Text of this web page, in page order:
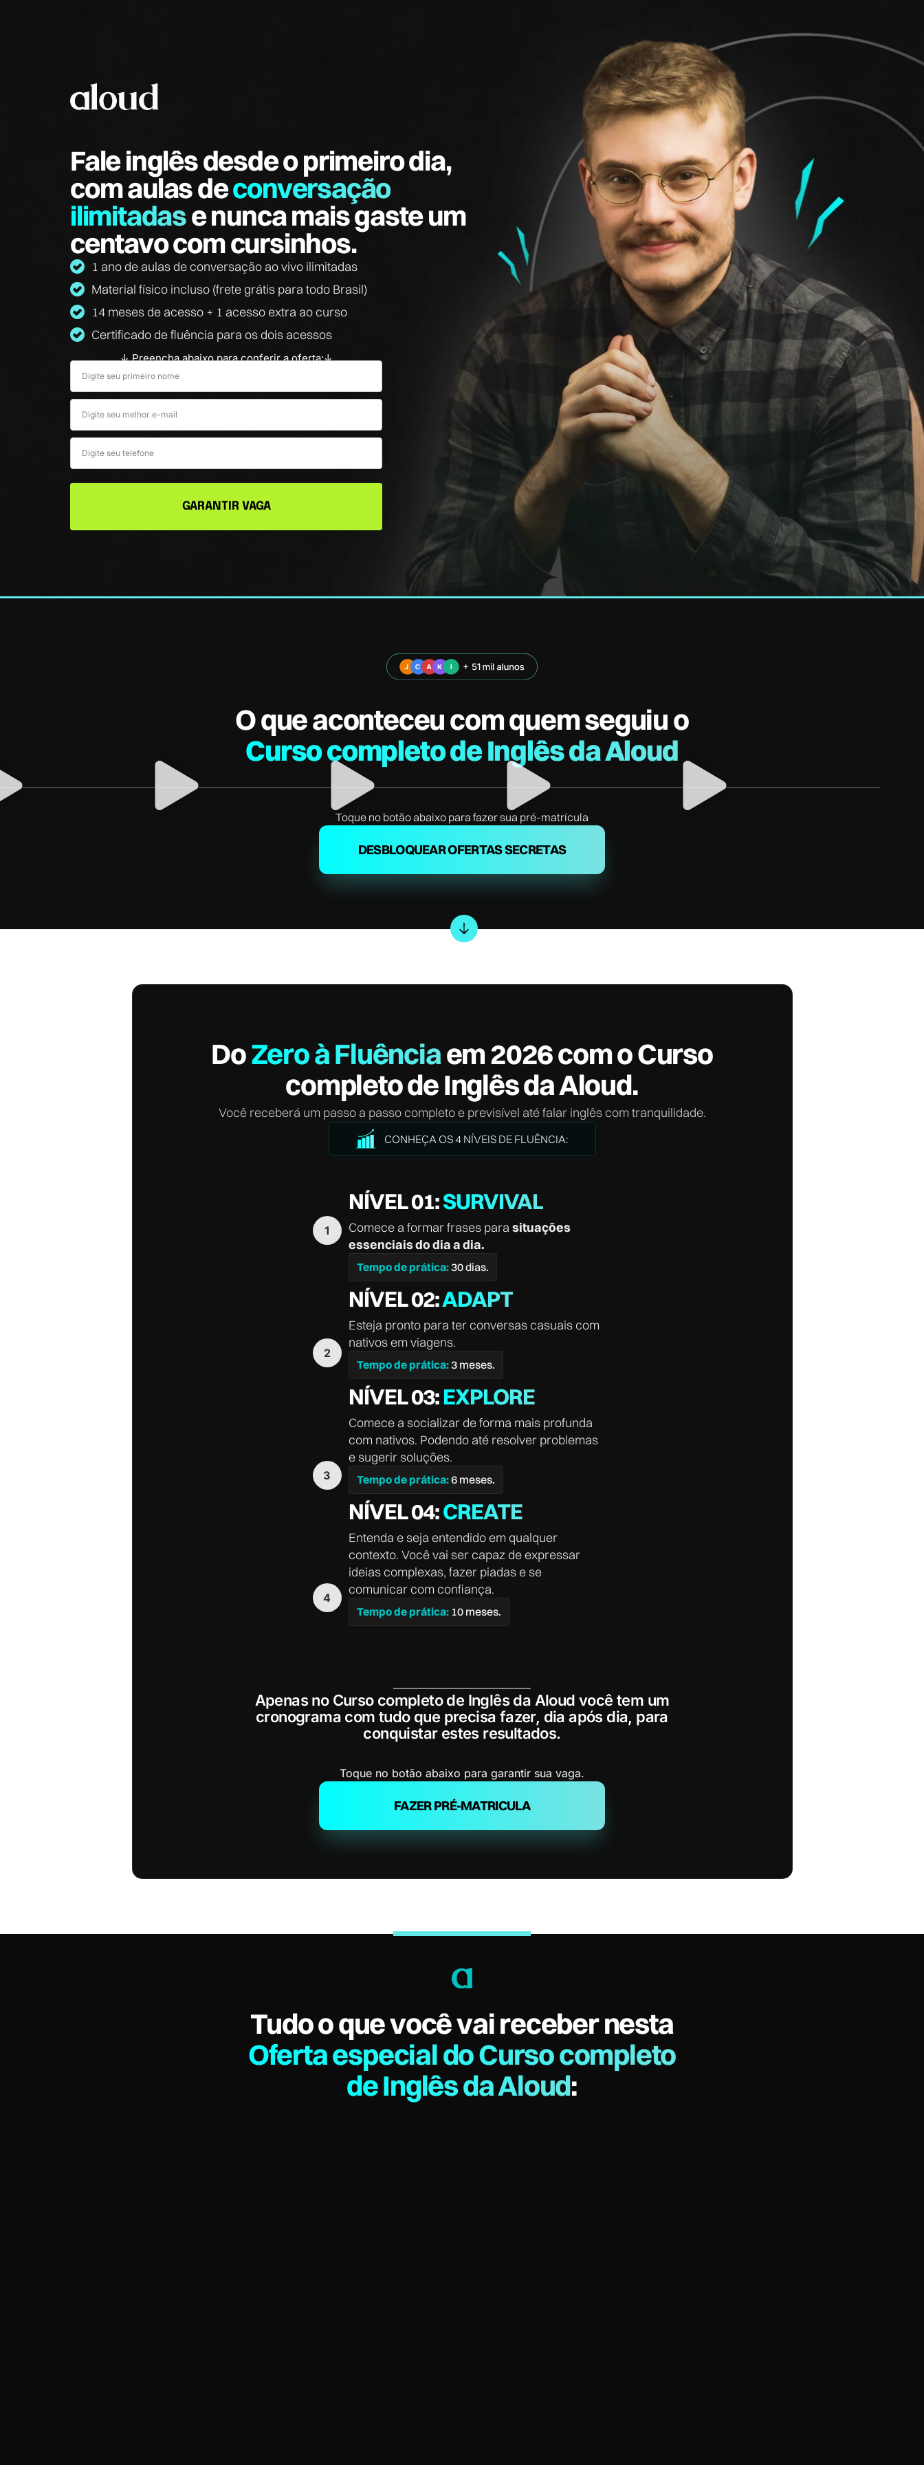
Fale inglês desde o primeiro dia,
com aulas deconversação
ilimitadase nunca mais gaste um
centavo com cursinhos.
1 ano de aulas de conversação ao vivo ilimitadas
Material físico incluso (frete grátis para todo Brasil)
14 meses de acesso + 1 acesso extra ao curso
Certificado de fluência para os dois acessos
↓ Preencha abaixo para conferir a oferta:↓
GARANTIR VAGA
O que aconteceu com quem seguiu o
Curso completo de Inglês da Aloud
Toque no botão abaixo para fazer sua pré-matrícula
DESBLOQUEAR OFERTAS SECRETAS
DoZero à Fluênciaem 2026 com o Curso
completo de Inglês da Aloud.
Você receberá um passo a passo completo e previsível até falar inglês com tranquilidade.
CONHEÇA OS 4 NÍVEIS DE FLUÊNCIA:
NÍVEL 01:SURVIVAL
Comece a formar frases para situações
essenciais do dia a dia.
Tempo de prática:30 dias.
NÍVEL 02:ADAPT
Esteja pronto para ter conversas casuais com
nativos em viagens.
Tempo de prática:3 meses.
NÍVEL 03:EXPLORE
Comece a socializar de forma mais profunda
com nativos. Podendo até resolver problemas
e sugerir soluções.
Tempo de prática:6 meses.
NÍVEL 04:CREATE
Entenda e seja entendido em qualquer
contexto. Você vai ser capaz de expressar
ideias complexas, fazer piadas e se
comunicar com confiança.
Tempo de prática:10 meses.
Apenas no Curso completo de Inglês da Aloud você tem um
cronograma com tudo que precisa fazer, dia após dia, para
conquistar estes resultados.
Toque no botão abaixo para garantir sua vaga.
FAZER PRÉ-MATRICULA
Tudo o que você vai receber nesta
Oferta especial do Curso completo
de Inglês da Aloud: